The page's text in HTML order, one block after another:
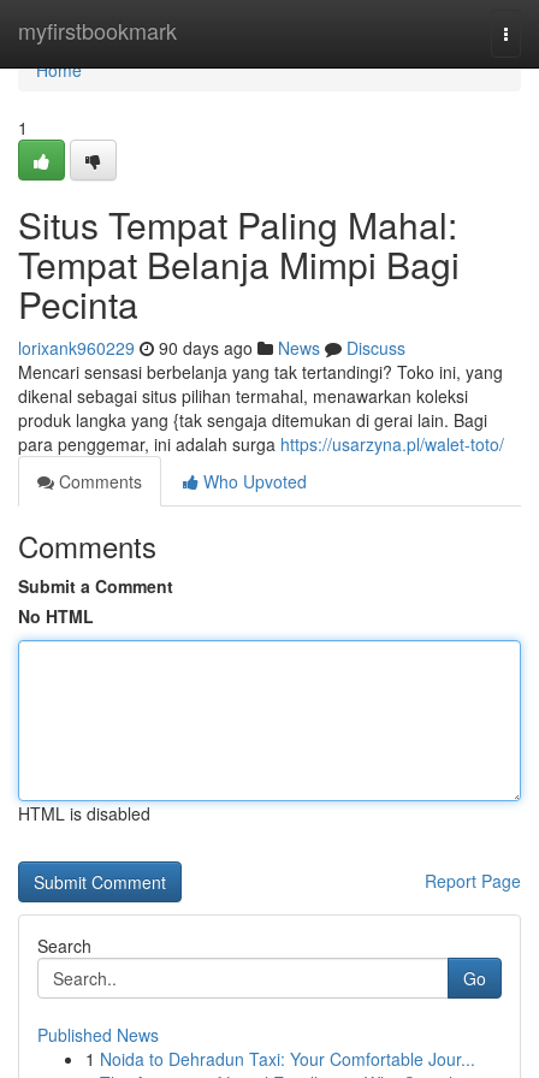
myfirstbookmark
Home
Home
1
Situs Tempat Paling Mahal:
Tempat Belanja Mimpi Bagi
Pecinta
lorixank960229 90 days ago News
Discuss
Mencari sensasi berbelanja yang tak tertandingi? Toko ini, yang
dikenal sebagai situs pilihan termahal, menawarkan koleksi
produk langka yang {tak sengaja ditemukan di gerai lain. Bagi
para penggemar, ini adalah surga https://usarzyna.pl/walet-toto/
Comments
Who Upvoted
Comments
Submit a Comment
No HTML
HTML is disabled
Report Page
Search
Go
Published News
1 Noida to Dehradun Taxi: Your Comfortable Jour...